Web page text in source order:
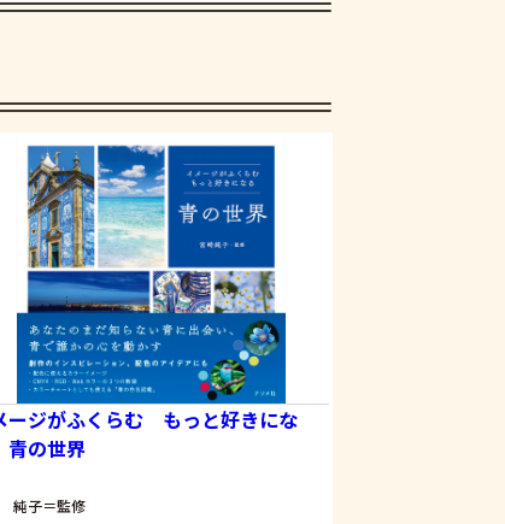
ージがふくらむ もっと好きにな
の世界
純子＝監修